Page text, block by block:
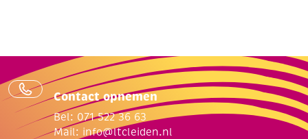
Contact opnemen
Bel: 071 522 36 63
Mail: info@ltcleiden.nl